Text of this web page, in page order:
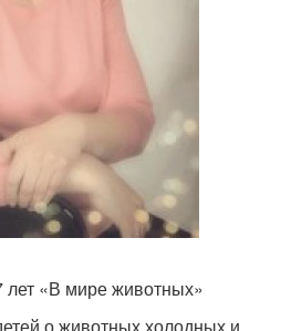
лет «В мире животных»
о животных холодных и